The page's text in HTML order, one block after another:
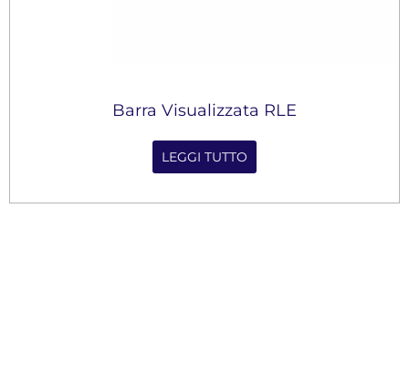
Barra Visualizzata RLE
LEGGI TUTTO